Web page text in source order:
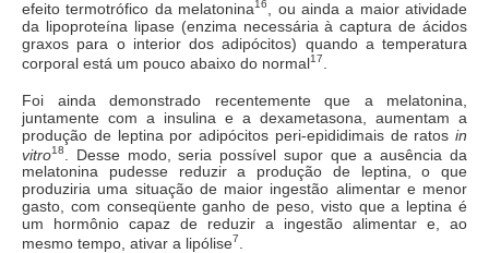
efeito termotrófico da melatonina16
, ou ainda a maior atividade
da lipoproteína lipase (enzima necessária à captura de ácidos
graxos para o interior dos adipócitos) quando a temperatura
corporal está um pouco abaixo do normal17
Foi ainda demonstrado recentemente que a melatonina,
juntamente com a insulina e a dexametasona, aumentam a
produção de leptina por adipócitos peri-epididimais de ratos in
vitro18
. Desse modo, seria possível supor que a ausência da
melatonina pudesse reduzir a produção de leptina, o que
produziria uma situação de maior ingestão alimentar e menor
gasto, com conseqüente ganho de peso, visto que a leptina é
um hormônio capaz de reduzir a ingestão alimentar e, ao
mesmo tempo, ativar a lipólise7